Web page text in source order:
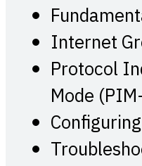
Internet
Protocol
Mode